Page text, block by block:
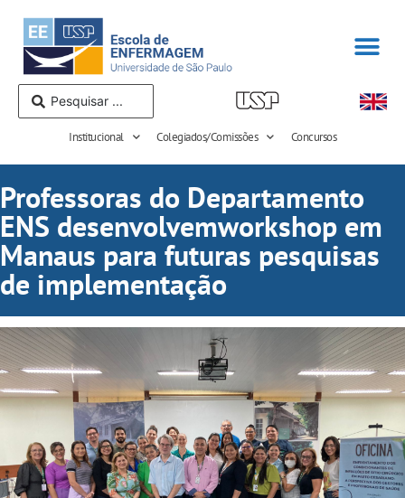
Institucional Colegiados/Comissões Concursos
Professoras do Departamento
ENS desenvolvemworkshop em
Manaus para futuras pesquisas
de implementação